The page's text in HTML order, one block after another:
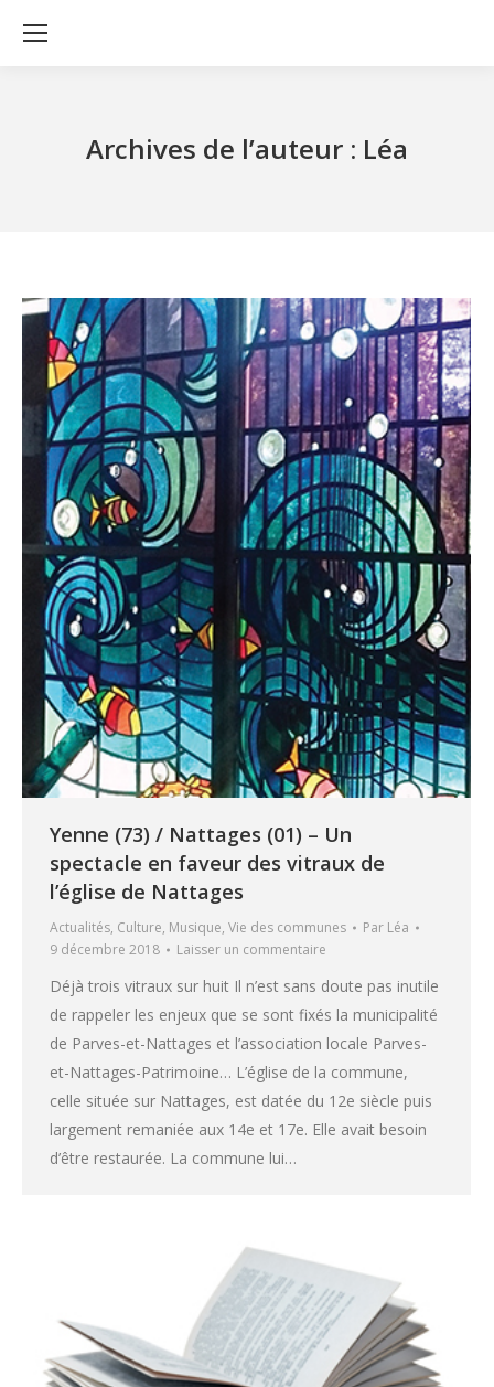
Archives de l’auteur : Léa
Yenne (73) / Nattages (01) – Un
spectacle en faveur des vitraux de
l’église de Nattages
Actualités, Culture, Musique, Vie des communes Par Léa
9 décembre 2018
Laisser un commentaire
Déjà trois vitraux sur huit Il n’est sans doute pas inutile
de rappeler les enjeux que se sont fixés la municipalité
de Parves-et-Nattages et l’association locale Parves-
et-Nattages-Patrimoine… L’église de la commune,
celle située sur Nattages, est datée du 12e siècle puis
largement remaniée aux 14e et 17e. Elle avait besoin
d’être restaurée. La commune lui…